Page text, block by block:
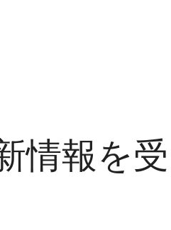
情報を受